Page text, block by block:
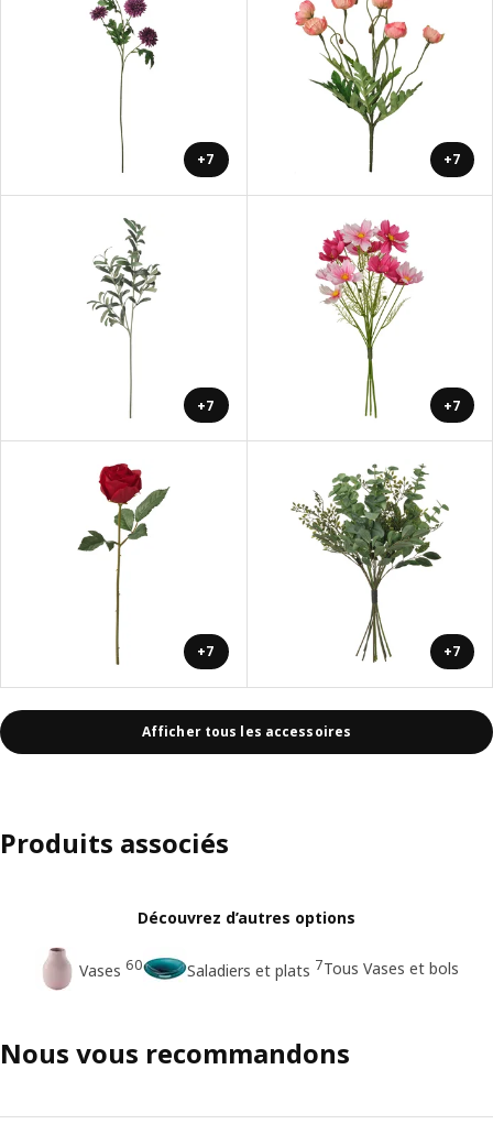
+7 +7
+7 +7
+7 +7
Afficher tous les accessoires
Produits associés
Découvrez d’autres options
Vases 60 Saladiers et plats 7Tous Vases et bols
Nous vous recommandons